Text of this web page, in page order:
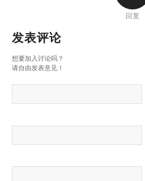
回复
发表评论
想要加入讨论吗？
请自由发表意见！